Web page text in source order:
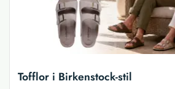
Tofflor i Birkenstock-stil